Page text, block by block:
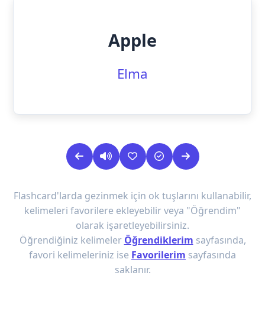
Apple
Elma
Flashcard'larda gezinmek için ok tuşlarını kullanabilir,
kelimeleri favorilere ekleyebilir veya "Öğrendim"
olarak işaretleyebilirsiniz.
Öğrendiğiniz kelimeler Öğrendiklerim sayfasında,
favori kelimeleriniz ise Favorilerim sayfasında
saklanır.